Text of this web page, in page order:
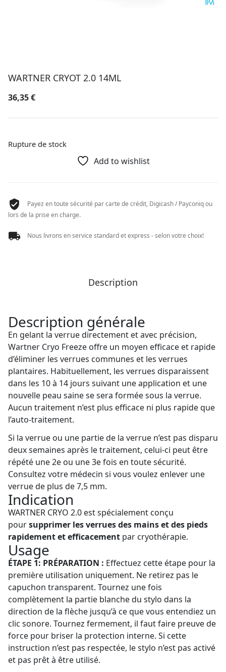
WARTNER CRYOT 2.0 14ML
36,35€
Rupture de stock
Add to wishlist
Payez en toute sécurité par carte de crédit, Digicash / Payconiq ou
lors de la prise en charge.
Nous livrons en service standard et express - selon votre choix!
Description
Description générale
En gelant la verrue directement et avec précision,
Wartner Cryo Freeze offre un moyen efficace et rapide
d’éliminer les verrues communes et les verrues
plantaires. Habituellement, les verrues disparaissent
dans les 10 à 14 jours suivant une application et une
nouvelle peau saine se sera formée sous la verrue.
Aucun traitement n’est plus efficace ni plus rapide que
l’auto-traitement.
Si la verrue ou une partie de la verrue n’est pas disparu
deux semaines après le traitement, celui-ci peut être
répété une 2e ou une 3e fois en toute sécurité.
Consultez votre médecin si vous voulez enlever une
verrue de plus de 7,5 mm.
Indication
WARTNER CRYO 2.0 est spécialement conçu
poursupprimer les verrues des mains et des pieds
rapidement et efficacement par cryothérapie.
Usage
ÉTAPE 1: PRÉPARATION : Effectuez cette étape pour la
première utilisation uniquement. Ne retirez pas le
capuchon transparent. Tournez une fois
complètement la partie blanche du stylo dans la
direction de la flèche jusqu’à ce que vous entendiez un
clic sonore. Tournez fermement, il faut faire preuve de
force pour briser la protection interne. Si cette
instruction n’est pas respectée, le stylo n’est pas activé
et pas prêt à être utilisé.